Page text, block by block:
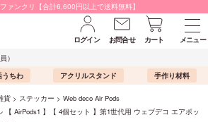
ァンクリ【合計6,600円以上で送料無料】
ログイン お問合せ カート
メニュー
）
うちわ アクリルスタンド 手作り材料
貨 ステッカー
Web deco Air Pods
【 AirPods1 】【 4個セット 】第1世代用 ウェブデコ エアポッ